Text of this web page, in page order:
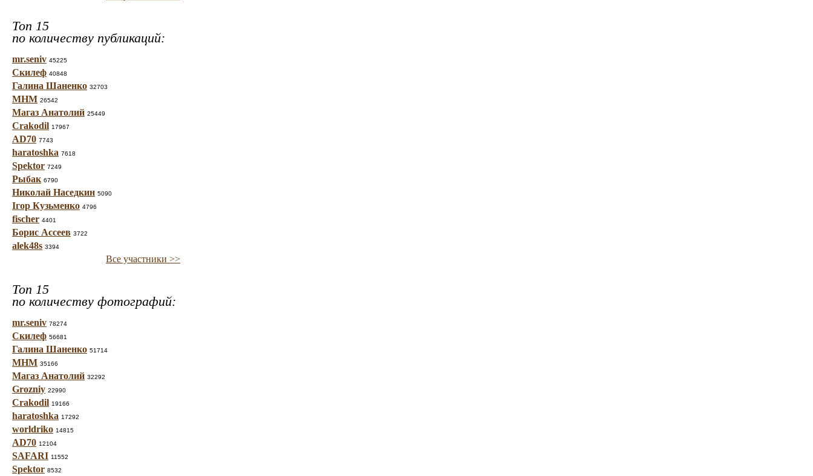
Топ 15
по количеству публикаций:
mr.seniv 45225
Скилеф 40848
Галина Шаненко 32703
МНМ 26542
Магаз Анатолий 25449
Crakodil 17967
AD70 7743
haratoshka 7618
Spektor 7249
Рыбак 6790
Николай Наседкин 5090
Ігор Кузьменко 4796
fischer 4401
Борис Ассеев 3722
alek48s 3394
Все участники >>
Топ 15
по количеству фотографий:
mr.seniv 78274
Скилеф 56681
Галина Шаненко 51714
МНМ 35166
Магаз Анатолий 32292
Grozniy 22990
Crakodil 19166
haratoshka 17292
worldriko 14815
AD70 12104
SAFARI 11552
Spektor 8532